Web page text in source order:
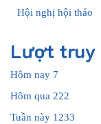
Hội nghị hội thảo
Lượt truy
Hôm nay 7
Hôm qua 222
Tuần này 1233